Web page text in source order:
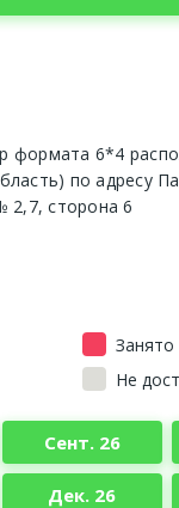
формата 6*4
по адресу
2,7, сторона 6
Занято
Не
Сент. 26
Дек. 26